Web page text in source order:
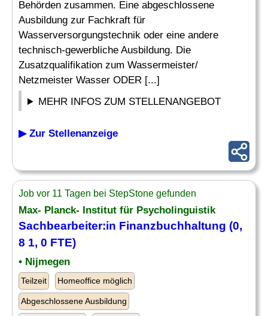
Behörden zusammen. Eine abgeschlossene
Ausbildung zur Fachkraft für
Wasserversorgungstechnik oder eine andere
technisch-gewerbliche Ausbildung. Die
Zusatzqualifikation zum Wassermeister/
Netzmeister Wasser ODER [...]
MEHR INFOS ZUM STELLENANGEBOT
▶ Zur Stellenanzeige
Job vor 11 Tagen bei StepStone gefunden
Max- Planck- Institut für Psycholinguistik
Sachbearbeiter:in Finanzbuchhaltung (0,
8 1, 0 FTE)
• Nijmegen
Teilzeit Homeoffice möglich
Abgeschlossene Ausbildung